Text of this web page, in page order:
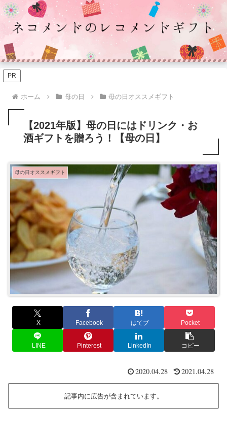
PR
ホーム 母の日 母の日オススメギフト
【2021年版】母の日にはドリンク・お
酒ギフトを贈ろう！【母の日】
母の日オススメギフト
X Facebook はてブ Pocket
LINE Pinterest LinkedIn コピー
2020.04.28 2021.04.28
記事内に広告が含まれています。